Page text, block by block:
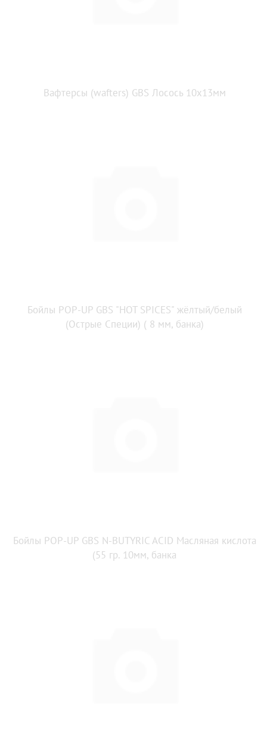
Вафтерсы (wafters) GBS Лосось 10x13мм
Бойлы POP-UP GBS "HOT SPICES" жёлтый/белый
(Острые Специи) ( 8 мм, банка)
Бойлы POP-UP GBS N-BUTYRIC ACID Масляная кислота
(55 гр. 10мм, банка